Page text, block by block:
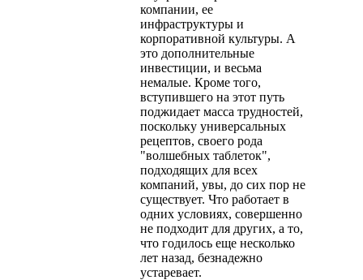
компании, ее
инфраструктуры и
корпоративной культуры. А
это дополнительные
инвестиции, и весьма
немалые. Кроме того,
вступившего на этот путь
поджидает масса трудностей,
поскольку универсальных
рецептов, своего рода
"волшебных таблеток",
подходящих для всех
компаний, увы, до сих пор не
существует. Что работает в
одних условиях, совершенно
не подходит для других, а то,
что годилось еще несколько
лет назад, безнадежно
устаревает.